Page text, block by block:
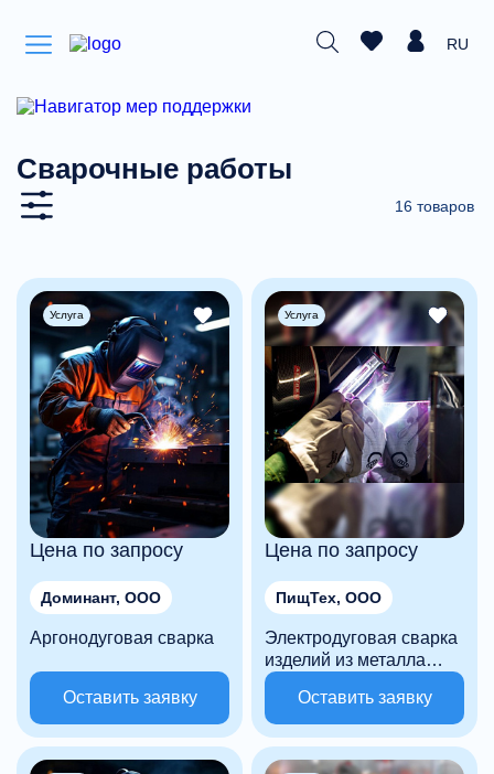
RU
Сварочные работы
16 товаров
Услуга
Цена по запросу
Доминант, ООО
Аргонодуговая сварка
Оставить заявку
Услуга
Цена по запросу
ПищТех, ООО
Электродуговая сварка
изделий из металла
(сварка в среде
активных
газов(углекислый газ),
сварка в среде
инертных газов (аргон)
Оставить заявку